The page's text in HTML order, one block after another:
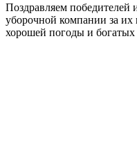
Поздравляем победителей
уборочной компании за их
хорошей погоды и богатых